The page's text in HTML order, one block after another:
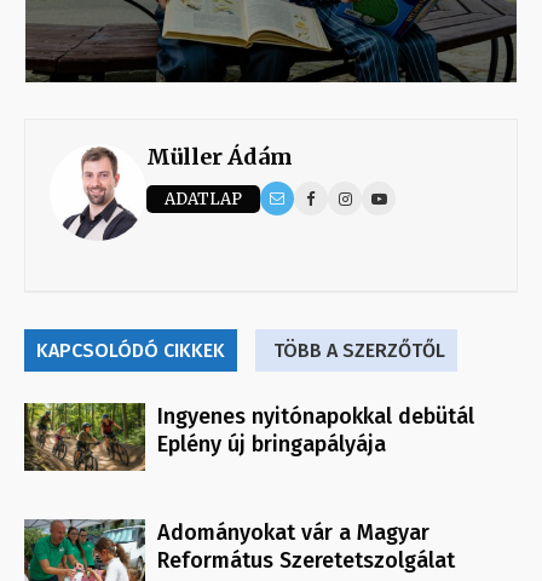
Müller Ádám
ADATLAP
KAPCSOLÓDÓ CIKKEK TÖBB A SZERZŐTŐL
Ingyenes nyitónapokkal debütál
Eplény új bringapályája
Adományokat vár a Magyar
Református Szeretetszolgálat